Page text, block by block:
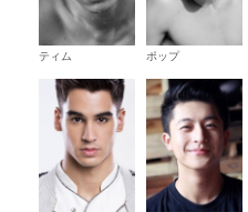
ティム ポップ